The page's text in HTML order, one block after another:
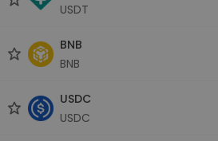
USDT
BNB
BNB
USDC
USDC